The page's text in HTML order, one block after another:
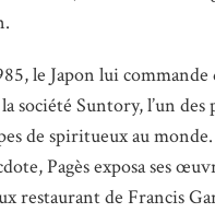
le Japon lui commande
société Suntory, l’un des
de spiritueux au
Pagès exposa ses
restaurant de Francis